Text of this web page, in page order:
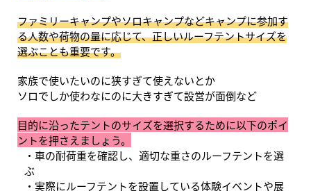
ファミリーキャンプやソロキャンプなどキャンプに参加す
る人数や荷物の量に応じて、正しいルーフテントサイズを
選ぶことも重要です。
家族で使いたいのに狭すぎて使えないとか
ソロでしか使わなにのに大きすぎて設営が面倒など
目的に沿ったテントのサイズを選択するために以下のポイ
ントを押さえましょう。
車の耐荷重を確認し、適切な重さのルーフテントを選
ぶ
実際にルーフテントを設置している体験イベントや展